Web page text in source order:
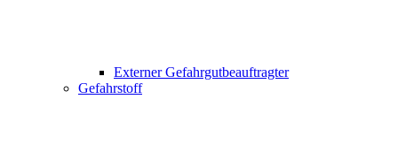
Externer Gefahrgutbeauftragter
Gefahrstoff